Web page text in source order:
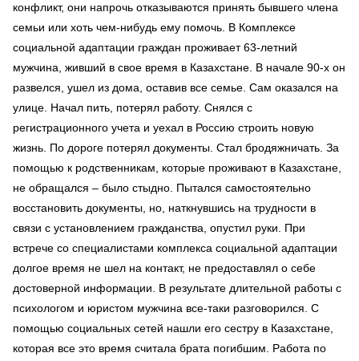
конфликт, они напрочь отказываются принять бывшего члена
семьи или хоть чем-нибудь ему помочь. В Комплексе
социальной адаптации граждан проживает 63-летний
мужчина, живший в свое время в Казахстане. В начале 90-х он
развелся, ушел из дома, оставив все семье. Сам оказался на
улице. Начал пить, потерял работу. Снялся с
регистрационного учета и уехал в Россию строить новую
жизнь. По дороге потерял документы. Стал бродяжничать. За
помощью к родственникам, которые проживают в Казахстане,
не обращался – было стыдно. Пытался самостоятельно
восстановить документы, но, наткнувшись на трудности в
связи с установлением гражданства, опустил руки. При
встрече со специалистами комплекса социальной адаптации
долгое время не шел на контакт, не предоставлял о себе
достоверной информации. В результате длительной работы с
психологом и юристом мужчина все-таки разговорился. С
помощью социальных сетей нашли его сестру в Казахстане,
которая все это время считала брата погибшим. Работа по